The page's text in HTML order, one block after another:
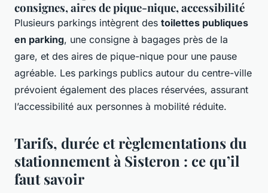
consignes, aires de pique-nique, accessibilité
Plusieurs parkings intègrent des toilettes publiques
en parking, une consigne à bagages près de la
gare, et des aires de pique-nique pour une pause
agréable. Les parkings publics autour du centre-ville
prévoient également des places réservées, assurant
l’accessibilité aux personnes à mobilité réduite.
Tarifs, durée et règlementations du
stationnement à Sisteron : ce qu’il
faut savoir